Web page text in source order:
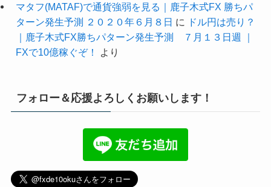
マタフ(MATAF)で通貨強弱を見る｜鹿子木式FX 勝ちパ
ターン発生予測 ２０２０年６月８日 に
ドル円は売り？
｜鹿子木式FX勝ちパターン発生予測 ７月１３日週 ｜
FXで10億稼ぐぞ！
より
フォロー＆応援よろしくお願いします！